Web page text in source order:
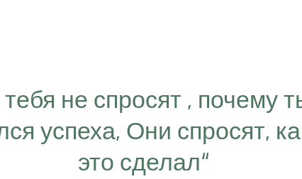
тебя не спросят , почему
успеха, Они спросят,
это сделал“